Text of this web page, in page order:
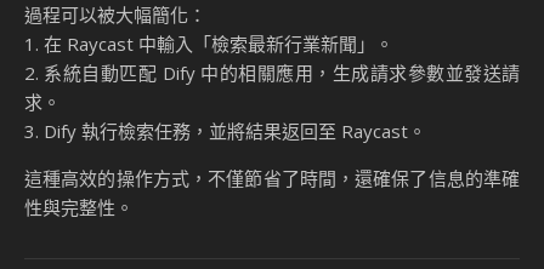
過程可以被大幅簡化：
1. 在 Raycast 中輸入「檢索最新行業新聞」。
2. 系統自動匹配 Dify 中的相關應用，生成請求參數並發送請
求。
3. Dify 執行檢索任務，並將結果返回至 Raycast。
這種高效的操作方式，不僅節省了時間，還確保了信息的準確
性與完整性。